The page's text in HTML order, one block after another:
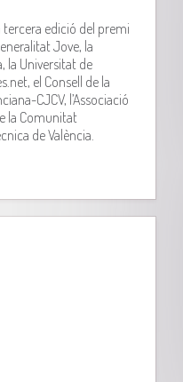
edició del premi
Jove, la
la Universitat de
el Consell de la
CJCV, l’Associació
la Comunitat
de València.